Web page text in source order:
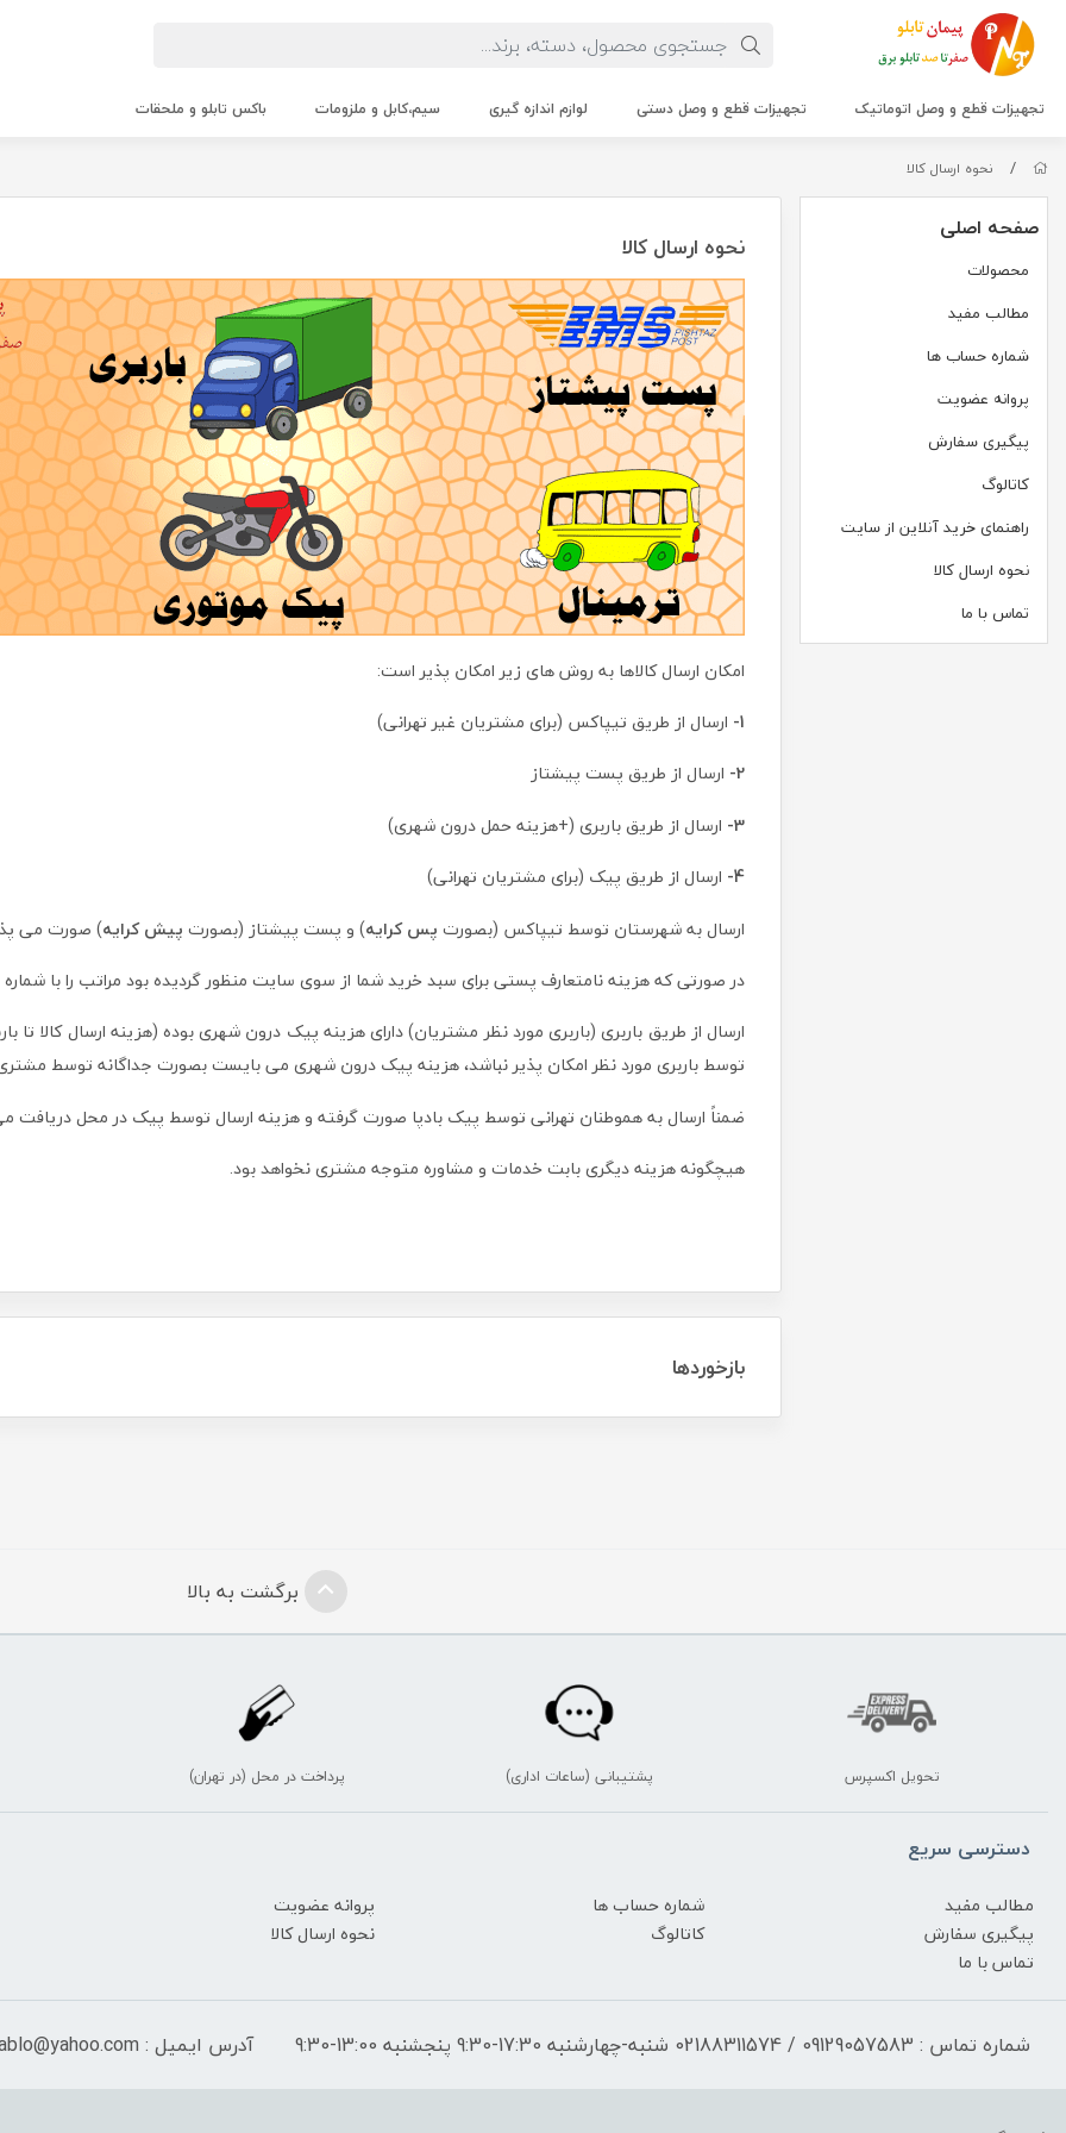
تجهیزات قطع و وصل اتوماتیک تجهیزات قطع و وصل دستی لوازم اندازه گیری سیم،کابل و ملزومات باکس تابلو و ملحقات
/ نحوه ارسال کالا
صفحه اصلی
محصولات
مطالب مفید
شماره حساب ها
پروانه عضویت
پیگیری سفارش
کاتالوگ
راهنمای خرید آنلاین از سایت
نحوه ارسال کالا
تماس با ما
نحوه ارسال کالا
امکان ارسال کالاها به روش های زیر امکان پذیر است:
1- ارسال از طریق تیپاکس (برای مشتریان غیر تهرانی)
2- ارسال از طریق پست پیشتاز
3- ارسال از طریق باربری (+هزینه حمل درون شهری)
4- ارسال از طریق پیک (برای مشتریان تهرانی)
ارسال به شهرستان توسط تیپاکس (بصورت پس کرایه) و پست پیشتاز (بصورت پیش کرایه) صورت می
در صورتی که هزینه نامتعارف پستی برای سبد خرید شما از سوی سایت منظور گردیده بود مراتب را با
ارسال از طریق باربری (باربری مورد نظر مشتریان) دارای هزینه پیک درون شهری بوده (هزینه ارسال کالا
توسط باربری مورد نظر امکان پذیر نباشد، هزینه پیک درون شهری می بایست بصورت جداگانه توسط
ضمناً ارسال به هموطنان تهرانی توسط پیک بادپا صورت گرفته و هزینه ارسال توسط پیک در محل دریافت
هیچگونه هزینه دیگری بابت خدمات و مشاوره متوجه مشتری نخواهد بود.
بازخوردها
برگشت به بالا
تحویل اکسپرس پشتیبانی (ساعات اداری) پرداخت در محل (در تهران)
دسترسی سریع
مطالب مفید شماره حساب ها
پروانه عضویت
پیگیری سفارش
کاتالوگ
نحوه ارسال کالا
تماس با ما
شماره تماس : 09129057583 / 02188311574 شنبه-چهارشنبه 17:30-9:30 پنجشنبه 13:00-9:30 آدرس ایمیل : peymantablo@yahoo.com